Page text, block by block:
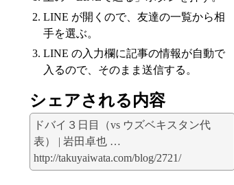
LINE が開くので、友達の一覧から相
手を選ぶ。
LINE の入力欄に記事の情報が自動で
入るので、そのまま送信する。
シェアされる内容
ドバイ３日目（vs ウズベキスタン代
表） | 岩田卓也 …
http://takuyaiwata.com/blog/2721/